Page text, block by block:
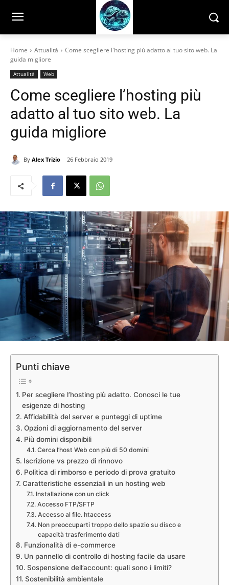
Home Attualità
Come scegliere l'hosting più adatto al tuo sito web. La
guida migliore
Attualità Web
Come scegliere l’hosting più
adatto al tuo sito web. La
guida migliore
By Alex Trizio 26 Febbraio 2019
Punti chiave
Per scegliere l’hosting più adatto. Conosci le tue
esigenze di hosting
Affidabilità del server e punteggi di uptime
Opzioni di aggiornamento del server
Più domini disponibili
Cerca l’host Web con più di 50 domini
Iscrizione vs prezzo di rinnovo
Politica di rimborso e periodo di prova gratuito
Caratteristiche essenziali in un hosting web
Installazione con un click
Accesso FTP/SFTP
Accesso al file. htaccess
Non preoccuparti troppo dello spazio su disco e
capacità trasferimento dati
Funzionalità di e-commerce
Un pannello di controllo di hosting facile da usare
Sospensione dell’account: quali sono i limiti?
Sostenibilità ambientale